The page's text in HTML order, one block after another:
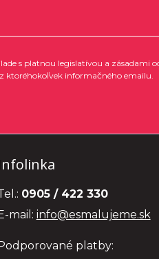
s platnou legislatívou a
ktoréhokoľvek informačného emailu.
0905 / 422 330
mail: info@esmalujeme.sk
platby: